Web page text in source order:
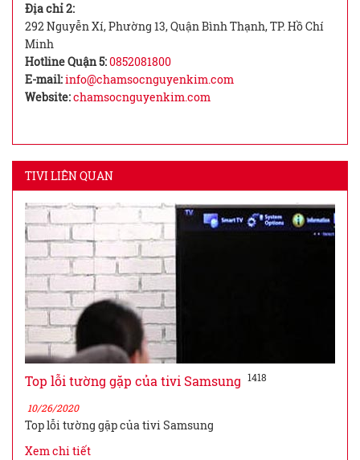
Địa chỉ 2:
292 Nguyễn Xí, Phường 13, Quận Bình Thạnh, TP. Hồ Chí
Minh
Hotline Quận 5:0852081800
E-mail:info@chamsocnguyenkim.com
Website:chamsocnguyenkim.com
TIVI LIÊN QUAN
Top lỗi tường gặp của tivi Samsung 1418
10/26/2020
Top lỗi tường gặp của tivi Samsung
Xem chi tiết